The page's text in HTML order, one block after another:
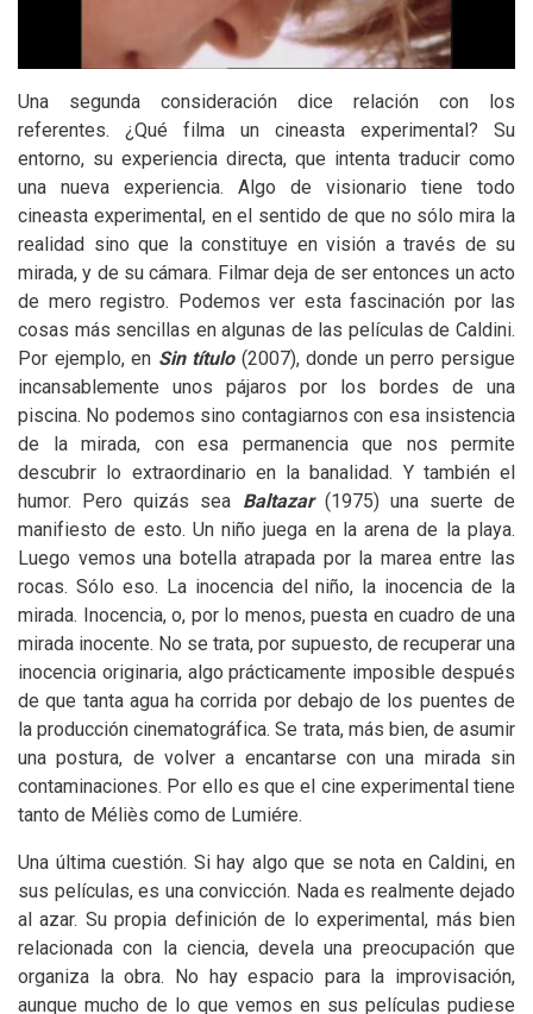
Una segunda consideración dice relación con los
referentes. ¿Qué filma un cineasta experimental? Su
entorno, su experiencia directa, que intenta traducir como
una nueva experiencia. Algo de visionario tiene todo
cineasta experimental, en el sentido de que no sólo mira la
realidad sino que la constituye en visión a través de su
mirada, y de su cámara. Filmar deja de ser entonces un acto
de mero registro. Podemos ver esta fascinación por las
cosas más sencillas en algunas de las películas de Caldini.
Por ejemplo, en Sin título (2007), donde un perro persigue
incansablemente unos pájaros por los bordes de una
piscina. No podemos sino contagiarnos con esa insistencia
de la mirada, con esa permanencia que nos permite
descubrir lo extraordinario en la banalidad. Y también el
humor. Pero quizás sea Baltazar(1975) una suerte de
manifiesto de esto. Un niño juega en la arena de la playa.
Luego vemos una botella atrapada por la marea entre las
rocas. Sólo eso. La inocencia del niño, la inocencia de la
mirada. Inocencia, o, por lo menos, puesta en cuadro de una
mirada inocente. No se trata, por supuesto, de recuperar una
inocencia originaria, algo prácticamente imposible después
de que tanta agua ha corrida por debajo de los puentes de
la producción cinematográfica. Se trata, más bien, de asumir
una postura, de volver a encantarse con una mirada sin
contaminaciones. Por ello es que el cine experimental tiene
tanto de Méliès como de Lumiére.
Una última cuestión. Si hay algo que se nota en Caldini, en
sus películas, es una convicción. Nada es realmente dejado
al azar. Su propia definición de lo experimental, más bien
relacionada con la ciencia, devela una preocupación que
organiza la obra. No hay espacio para la improvisación,
aunque mucho de lo que vemos en sus películas pudiese